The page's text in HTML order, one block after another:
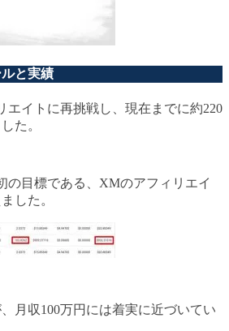
と実績
エイトに再挑戦し、現在までに約220
た。
の目標である、XMのアフィリエイ
した。
月収100万円には着実に近づいてい